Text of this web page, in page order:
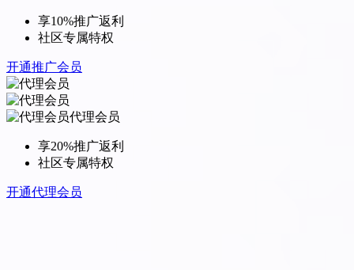
享10%推广返利
社区专属特权
开通推广会员
代理会员
享20%推广返利
社区专属特权
开通代理会员